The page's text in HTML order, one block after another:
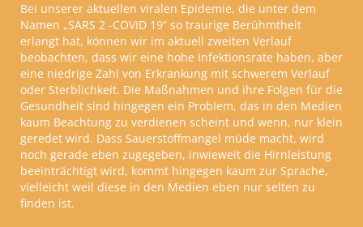
Bei unserer aktuellen viralen Epidemie, die unter dem
Namen „SARS 2 -COVID 19“ so traurige Berühmtheit
erlangt hat, können wir im aktuell zweiten Verlauf
beobachten, dass wir eine hohe Infektionsrate haben, aber
eine niedrige Zahl von Erkrankung mit schwerem Verlauf
oder Sterblichkeit. Die Maßnahmen und ihre Folgen für die
Gesundheit sind hingegen ein Problem, das in den Medien
kaum Beachtung zu verdienen scheint und wenn, nur klein
geredet wird. Dass Sauerstoffmangel müde macht, wird
noch gerade eben zugegeben, inwieweit die Hirnleistung
beeinträchtigt wird, kommt hingegen kaum zur Sprache,
vielleicht weil diese in den Medien eben nur selten zu
finden ist.